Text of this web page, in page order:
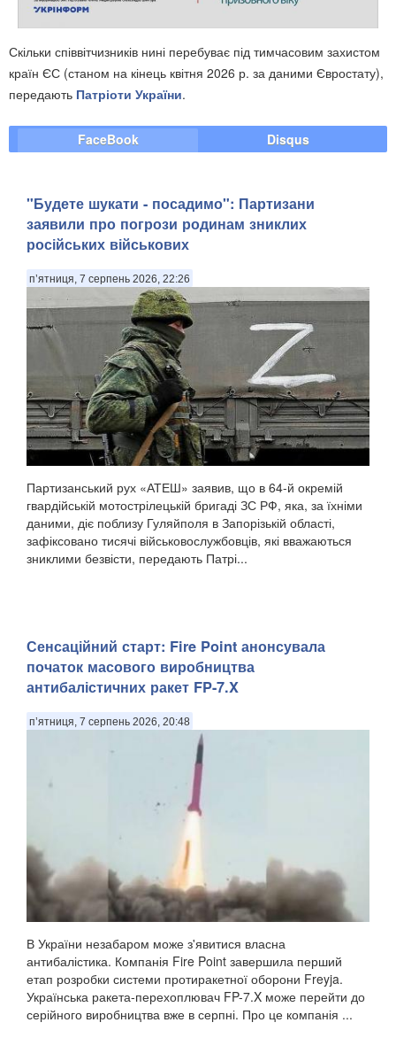
Скільки співвітчизників нині перебуває під тимчасовим захистом
країн ЄС (станом на кінець квітня 2026 р. за даними Євростату),
передають Патріоти України.
FaceBook Disqus
"Будете шукати - посадимо": Партизани
заявили про погрози родинам зниклих
російських військових
п’ятниця, 7 серпень 2026, 22:26
Партизанський рух «АТЕШ» заявив, що в 64-й окремій
гвардійській мотострілецькій бригаді ЗС РФ, яка, за їхніми
даними, діє поблизу Гуляйполя в Запорізькій області,
зафіксовано тисячі військовослужбовців, які вважаються
зниклими безвісти, передають Патрі...
Сенсаційний старт: Fire Point анонсувала
початок масового виробництва
антибалістичних ракет FP-7.X
п’ятниця, 7 серпень 2026, 20:48
В України незабаром може з'явитися власна
антибалістика. Компанія Fire Point завершила перший
етап розробки системи протиракетної оборони Freyja.
Українська ракета-перехоплювач FP-7.X може перейти до
серійного виробництва вже в серпні. Про це компанія ...